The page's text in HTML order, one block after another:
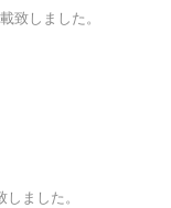
しました。
ました。